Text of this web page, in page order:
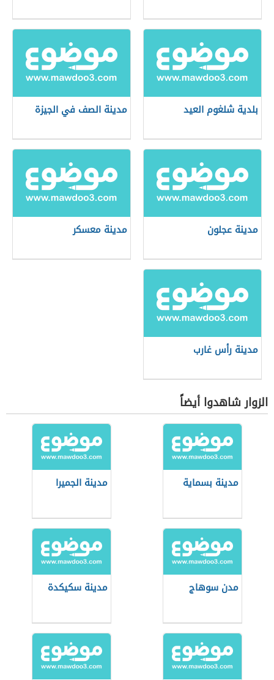
بلدية شلغوم العيد مدينة الصف في الجيزة
مدينة عجلون مدينة معسكر
مدينة رأس غارب
الزوار شاهدوا أيضاً
مدينة بسماية مدينة الجميرا
مدن سوهاج مدينة سكيكدة